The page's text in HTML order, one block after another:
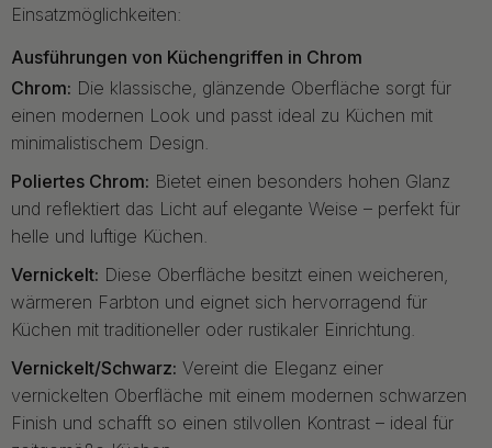
Einsatzmöglichkeiten:
Ausführungen von Küchengriffen in Chrom
Chrom: Die klassische, glänzende Oberfläche sorgt für
einen modernen Look und passt ideal zu Küchen mit
minimalistischem Design.
Poliertes Chrom: Bietet einen besonders hohen Glanz
und reflektiert das Licht auf elegante Weise – perfekt für
helle und luftige Küchen.
Vernickelt: Diese Oberfläche besitzt einen weicheren,
wärmeren Farbton und eignet sich hervorragend für
Küchen mit traditioneller oder rustikaler Einrichtung.
Vernickelt/Schwarz: Vereint die Eleganz einer
vernickelten Oberfläche mit einem modernen schwarzen
Finish und schafft so einen stilvollen Kontrast – ideal für